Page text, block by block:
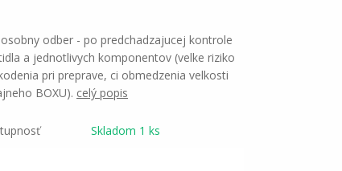
odber - po predchadzajucej kontrole
a jednotlivych komponentov (velke riziko
pri preprave, ci obmedzenia velkosti
BOXU). celý popis
Skladom 1 ks